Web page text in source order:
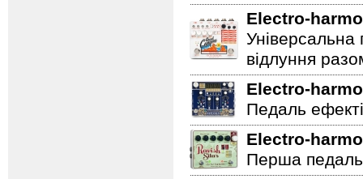
Electro-
Універсальна
відлуння
Electro-
Педаль
Electro-
Перша